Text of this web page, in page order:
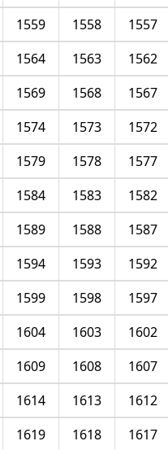
1557
1558
1559
1562
1563
1564
1567
1568
1569
1572
1573
1574
1577
1578
1579
1582
1583
1584
1587
1588
1589
1592
1593
1594
1597
1598
1599
1602
1603
1604
1607
1608
1609
1612
1613
1614
1617
1618
1619